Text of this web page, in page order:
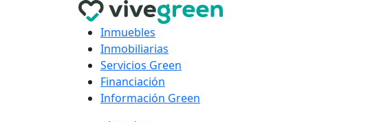
Inmuebles
Inmobiliarias
Servicios Green
Financiación
Información Green